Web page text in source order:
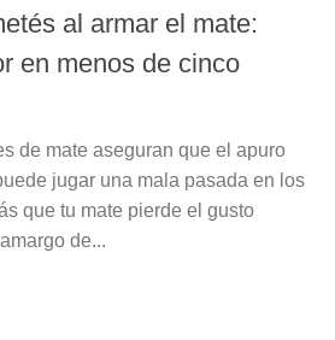
al armar el mate:
en menos de cinco
de mate aseguran que el apuro
jugar una mala pasada en los
que tu mate pierde el gusto
de...